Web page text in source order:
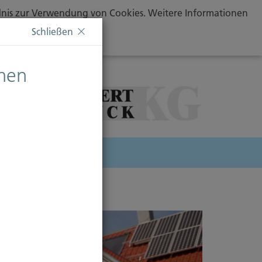
zur Verwendung von Cookies. Weitere Informationen
Schließen